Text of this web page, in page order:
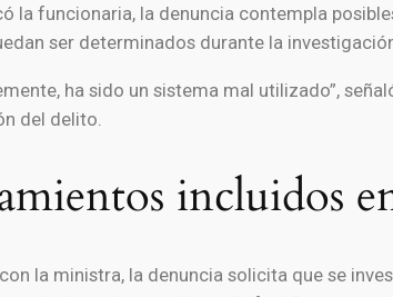
la funcionaria, la denuncia contempla
ser determinados durante la
ha sido un sistema mal utilizado”,
del delito.
incluidos
la ministra, la denuncia solicita que se